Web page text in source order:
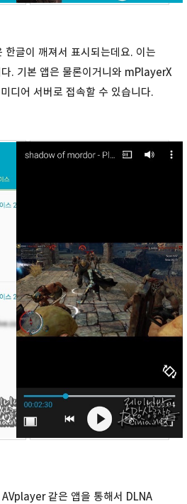
글이 깨져서 표시되는데요. 이는
. 기본 앱은 물론이거니와 mPlayerX
디어 서버로 접속할 수 있습니다.
같은 앱을 통해서 DLNA